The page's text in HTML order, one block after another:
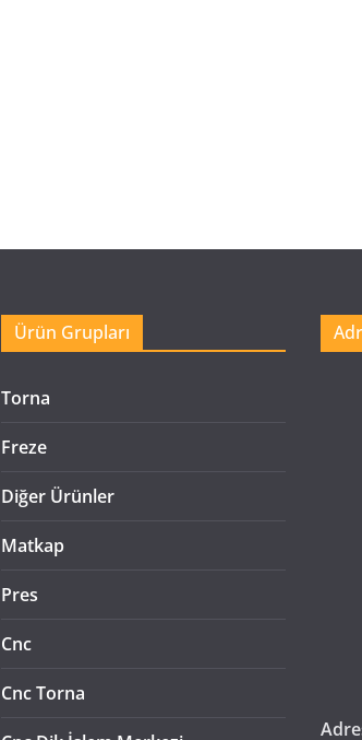
Ürün Grupları
Torna
Freze
Diğer Ürünler
Matkap
Pres
Cnc
Cnc Torna